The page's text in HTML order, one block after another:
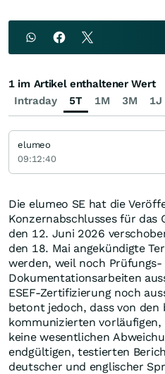
Die elumeo SE hat die
Konzernabschlusses für das
den 12. Juni 2026
den 18. Mai angekündigte
werden, weil noch Prüfungs-
Dokumentationsarbeiten
ESEF‑Zertifizierung noch
betont jedoch, dass von den
kommunizierten
keine wesentlichen
endgültigen, testierten
deutscher und englischer
Intraday 5T 1M 3M 1J
1 im Artikel enthaltener Wert
elumeo
09:12:40